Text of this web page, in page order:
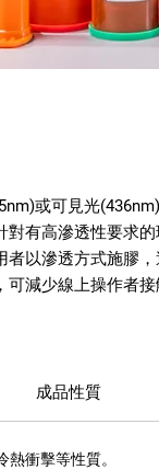
或可見光(436nm)
有高滲透性要求
以滲透方式施膠
可減少線上操作者
成品性質
衝擊等性質。